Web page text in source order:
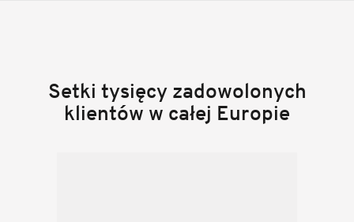
Setki tysięcy zadowolonych
klientów w całej Europie